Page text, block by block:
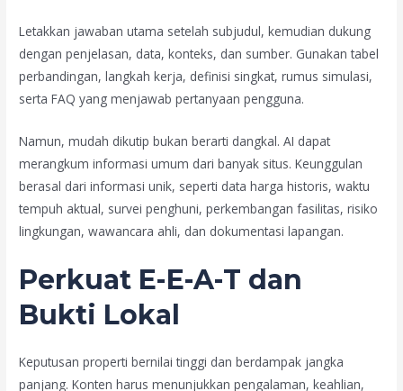
Letakkan jawaban utama setelah subjudul, kemudian dukung
dengan penjelasan, data, konteks, dan sumber. Gunakan tabel
perbandingan, langkah kerja, definisi singkat, rumus simulasi,
serta FAQ yang menjawab pertanyaan pengguna.
Namun, mudah dikutip bukan berarti dangkal. AI dapat
merangkum informasi umum dari banyak situs. Keunggulan
berasal dari informasi unik, seperti data harga historis, waktu
tempuh aktual, survei penghuni, perkembangan fasilitas, risiko
lingkungan, wawancara ahli, dan dokumentasi lapangan.
Perkuat E-E-A-T dan
Bukti Lokal
Keputusan properti bernilai tinggi dan berdampak jangka
panjang. Konten harus menunjukkan pengalaman, keahlian,